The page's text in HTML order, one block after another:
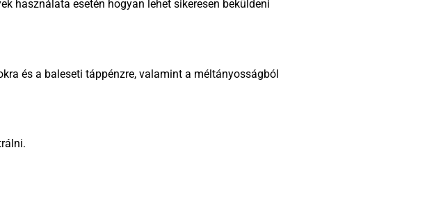
használata esetén hogyan lehet sikeresen beküldeni
és a baleseti táppénzre, valamint a méltányosságból